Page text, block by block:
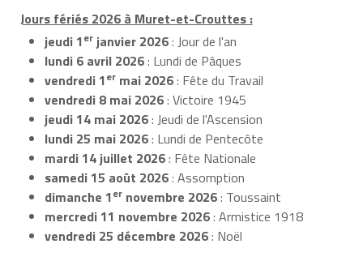
Jours fériés 2026 à Muret-et-Crouttes :
jeudi 1er janvier 2026: Jour de l'an
lundi 6 avril 2026: Lundi de Pâques
vendredi 1er mai 2026: Fête du Travail
vendredi 8 mai 2026: Victoire 1945
jeudi 14 mai 2026: Jeudi de l'Ascension
lundi 25 mai 2026: Lundi de Pentecôte
mardi 14 juillet 2026: Fête Nationale
samedi 15 août 2026: Assomption
dimanche 1er novembre 2026: Toussaint
mercredi 11 novembre 2026: Armistice 1918
vendredi 25 décembre 2026: Noël